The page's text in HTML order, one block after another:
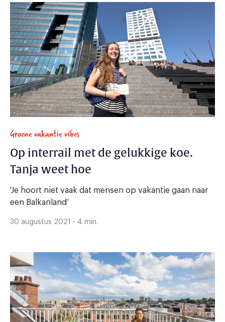
Groene vakantie vibes
Op interrail met de gelukkige koe.
Tanja weet hoe
'Je hoort niet vaak dat mensen op vakantie gaan naar
een Balkanland’
30 augustus 2021 - 4 min.